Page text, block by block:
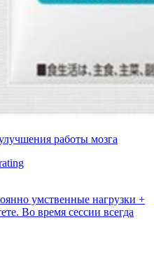
работы мозга
умственные нагрузки +
Во время сессии всегда